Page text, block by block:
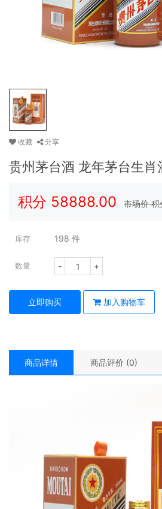
收藏 分享
贵州茅台酒 龙年茅台生肖
积分 58888.00 市场价
库存 198 件
数量 - +
立即购买 加入购物车
商品详情 商品评价 (0)